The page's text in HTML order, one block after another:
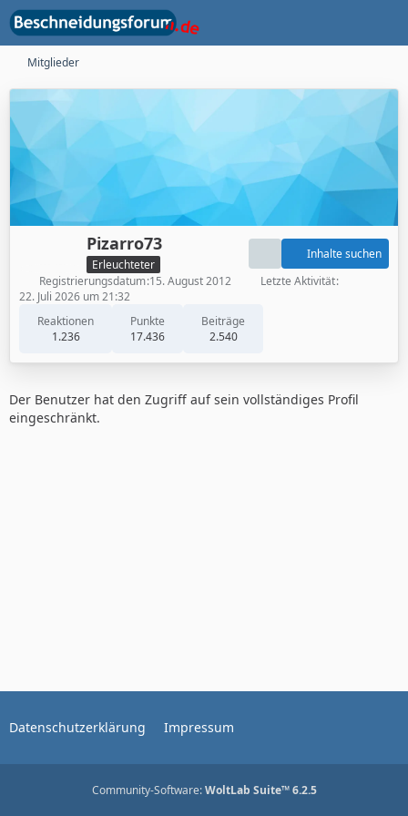
Mitglieder
Pizarro73
Erleuchteter
Reaktionen
1.236
Punkte
17.436
Beiträge
2.540
Inhalte suchen
Registrierungsdatum 15. August 2012
Letzte Aktivität
22. Juli 2026 um 21:32
Der Benutzer hat den Zugriff auf sein vollständiges Profil
eingeschränkt.
Datenschutzerklärung Impressum
Community-Software:WoltLab Suite™ 6.2.5